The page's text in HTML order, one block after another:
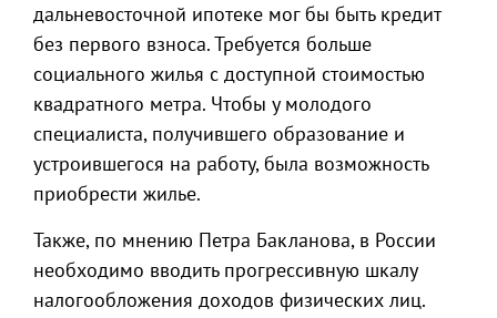
дальневосточной ипотеке мог бы быть кредит
без первого взноса. Требуется больше
социального жилья с доступной стоимостью
квадратного метра. Чтобы у молодого
специалиста, получившего образование и
устроившегося на работу, была возможность
приобрести жилье.
Также, по мнению Петра Бакланова, в России
необходимо вводить прогрессивную шкалу
налогообложения доходов физических лиц.